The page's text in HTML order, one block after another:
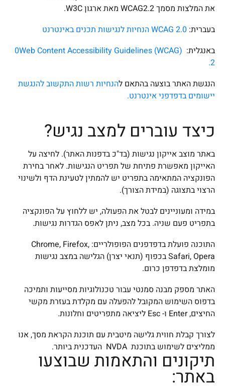
את המלצות מסמך WCAG2.2 מאת ארגון W3C.
בעברית: WCAG 2.0 הנחיות לנגישות תכנים באינטרנט
באנגלית:
0Web Content Accessibility Guidelines (WCAG)
2.
הנגשת האתר בוצעה בהתאם להנחיות רשות התקשוב להנגשת
יישומים בדפדפני אינטרנט.
כיצד עוברים למצב נגיש?
באתר מוצב אייקון נגישות (בד"כ בדפנות האתר). לחיצה על
האייקון מאפשרת פתיחת של תפריט הנגישות. לאחר בחירת
הפונקציה המתאימה בתפריט יש להמתין לטעינת הדף ולשינוי
הרצוי בתצוגה (במידת הצורך).
במידה ומעוניינים לבטל את הפעולה, יש ללחוץ על הפונקציה
בתפריט פעם שניה. בכל מצב, ניתן לאפס הגדרות נגישות.
התוכנה פועלת בדפדפנים הפופולריים: Chrome, Firefox,
Safari, Opera בכפוף (תנאי יצרן) הגלישה במצב נגישות
מומלצת בדפדפן כרום.
האתר מספק מבנה סמנטי עבור טכנולוגיות מסייעות ותמיכה
בדפוס השימוש המקובל להפעלה עם מקלדת בעזרת מקשי
החיצים, Enter ו- Esc ליציאה מתפריטים וחלונות.
לצורך קבלת חווית גלישה מיטבית עם תוכנת הקראת מסך, אנו
ממליצים לשימוש בתוכנת NVDA העדכנית ביותר.
תיקונים והתאמות שבוצעו
באתר: